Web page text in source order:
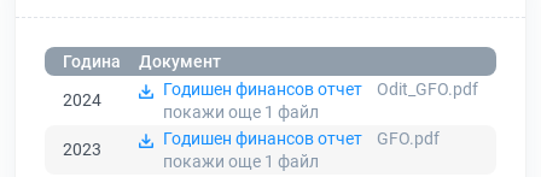
Година
Документ
2024
Годишен финансов отчет
Odit_GFO.pdf
покажи още 1 файл
2023
Годишен финансов отчет
GFO.pdf
покажи още 1 файл